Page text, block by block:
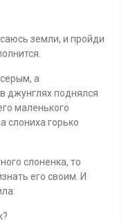
земли, и пройди
а
джунглях поднялся
маленького
слониха горько
слоненка, то
его своим. И